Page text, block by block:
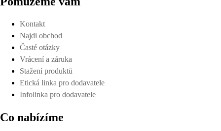
Kontakt
Najdi obchod
Časté otázky
Vrácení a záruka
Stažení produktů
Etická linka pro dodavatele
Infolinka pro dodavatele
Co nabízíme